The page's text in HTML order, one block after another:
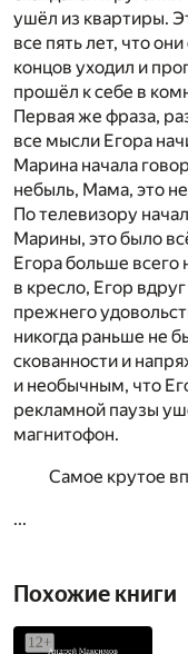
ушёл из квартиры.
все пять лет, что
концов уходил и
прошёл к себе в
Первая же фраза,
все мысли Егора
Марина начала
небыль, Мама, это
По телевизору
Марины, это было
Егора больше всего
в кресло, Егор
прежнего
никогда раньше не
скованности и
и необычным, что
рекламной паузы
магнитофон.
Самое крутое
...
Похожие книги